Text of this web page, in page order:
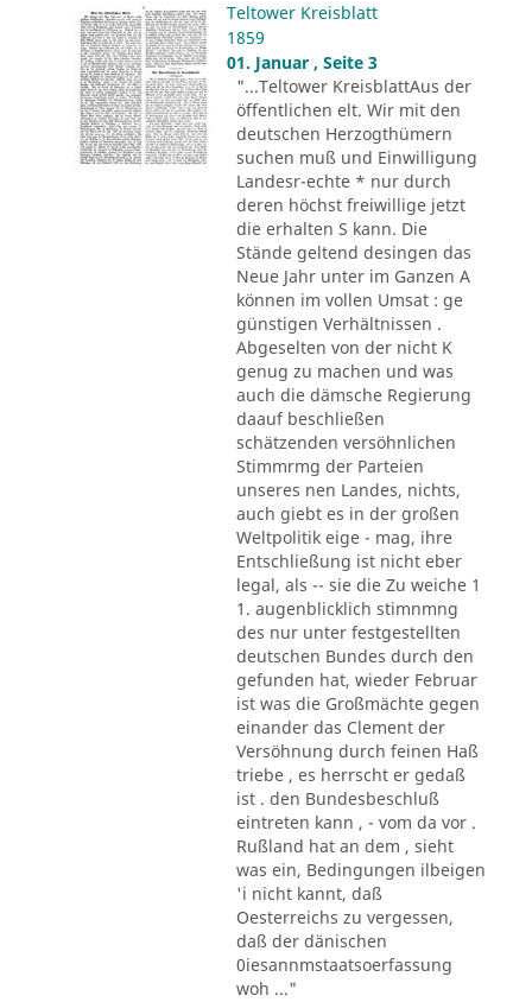
Teltower Kreisblatt
1859
01. Januar , Seite 3
"...Teltower KreisblattAus der
öffentlichen elt. Wir mit den
deutschen Herzogthümern
suchen muß und Einwilligung
Landesr-echte * nur durch
deren höchst freiwillige jetzt
die erhalten S kann. Die
Stände geltend desingen das
Neue Jahr unter im Ganzen A
können im vollen Umsat : ge
günstigen Verhältnissen .
Abgeselten von der nicht K
genug zu machen und was
auch die dämsche Regierung
daauf beschließen
schätzenden versöhnlichen
Stimmrmg der Parteien
unseres nen Landes, nichts,
auch giebt es in der großen
Weltpolitik eige - mag, ihre
Entschließung ist nicht eber
legal, als -- sie die Zu weiche 1
1. augenblicklich stimnmng
des nur unter festgestellten
deutschen Bundes durch den
gefunden hat, wieder Februar
ist was die Großmächte gegen
einander das Clement der
Versöhnung durch feinen Haß
triebe , es herrscht er gedaß
ist . den Bundesbeschluß
eintreten kann , - vom da vor .
Rußland hat an dem , sieht
was ein, Bedingungen ilbeigen
'i nicht kannt, daß
Oesterreichs zu vergessen,
daß der dänischen
0iesannmstaatsoerfassung
woh ..."